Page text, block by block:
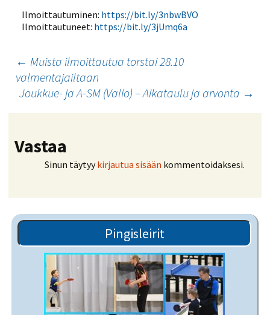
Ilmoittautuminen: https://bit.ly/3nbwBVO
Ilmoittautuneet: https://bit.ly/3jUmq6a
Artikkelien
selaus
← Muista ilmoittautua torstai 28.10
valmentajailtaan
Joukkue- ja A-SM (Valio) – Aikataulu ja arvonta →
Vastaa
Sinun täytyykirjautua sisään kommentoidaksesi.
Pingisleirit